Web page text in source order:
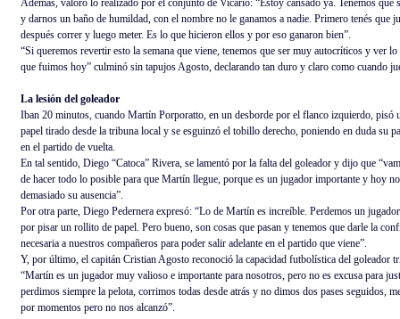
Además, valoró lo realizado por el conjunto de Vicario: “Estoy cansado ya. Tenemos que
y darnos un baño de humildad, con el nombre no le ganamos a nadie. Primero tenés que
después correr y luego meter. Es lo que hicieron ellos y por eso ganaron bien”.
“Si queremos revertir esto la semana que viene, tenemos que ser muy autocríticos y ver lo
que fuimos hoy” culminó sin tapujos Agosto, declarando tan duro y claro como cuando
La lesión del goleador
Iban 20 minutos, cuando Martín Porporatto, en un desborde por el flanco izquierdo, pisó
papel tirado desde la tribuna local y se esguinzó el tobillo derecho, poniendo en duda su
en el partido de vuelta.
En tal sentido, Diego “Catoca” Rivera, se lamentó por la falta del goleador y dijo que
de hacer todo lo posible para que Martín llegue, porque es un jugador importante y hoy
demasiado su ausencia”.
Por otra parte, Diego Pedernera expresó: “Lo de Martín es increíble. Perdemos un
por pisar un rollito de papel. Pero bueno, son cosas que pasan y tenemos que darle la
necesaria a nuestros compañeros para poder salir adelante en el partido que viene”.
Y, por último, el capitán Cristian Agosto reconoció la capacidad futbolística del goleador
“Martín es un jugador muy valioso e importante para nosotros, pero no es excusa para
perdimos siempre la pelota, corrimos todas desde atrás y no dimos dos pases seguidos,
por momentos pero no nos alcanzó”.